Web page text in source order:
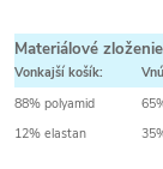
Materiálové
Vonkajší košík:
88% polyamid
12% elastan